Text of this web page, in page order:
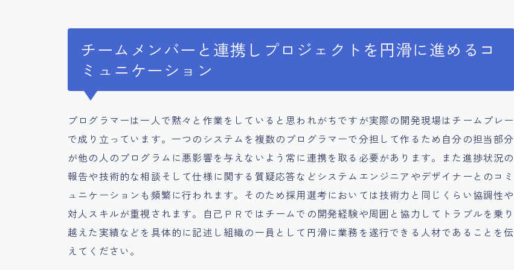
チームメンバーと連携しプロジェクトを円滑に進めるコ
ミュニケーション
プログラマーは一人で黙々と作業をしていると思われがちですが実際の開発現場はチームプレー
で成り立っています。一つのシステムを複数のプログラマーで分担して作るため自分の担当部分
が他の人のプログラムに悪影響を与えないよう常に連携を取る必要があります。また進捗状況の
報告や技術的な相談そして仕様に関する質疑応答などシステムエンジニアやデザイナーとのコミ
ュニケーションも頻繁に行われます。そのため採用選考においては技術力と同じくらい協調性や
対人スキルが重視されます。自己ＰＲではチームでの開発経験や周囲と協力してトラブルを乗り
越えた実績などを具体的に記述し組織の一員として円滑に業務を遂行できる人材であることを伝
えてください。